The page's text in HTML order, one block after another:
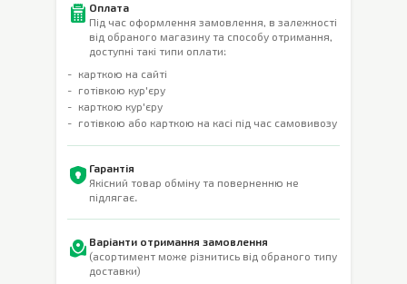
Оплата
Під час оформлення замовлення, в залежності
від обраного магазину та способу отримання,
доступні такі типи оплати:
карткою на сайті
готівкою кур'єру
карткою кур'єру
готівкою або карткою на касі під час самовивозу
Гарантія
Якісний товар обміну та поверненню не
підлягає.
Варіанти отримання замовлення
(асортимент може різнитись від обраного типу
доставки)